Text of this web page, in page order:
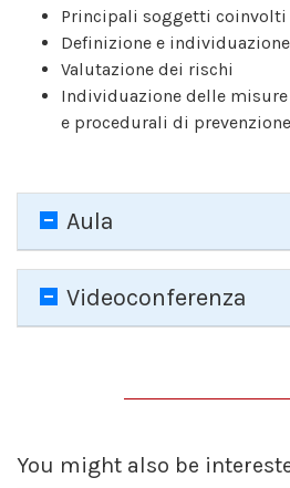
Principali soggetti
Definizione e
Valutazione dei rischi
Individuazione delle
e procedurali di
Aula
Videoconferenza
You might also be